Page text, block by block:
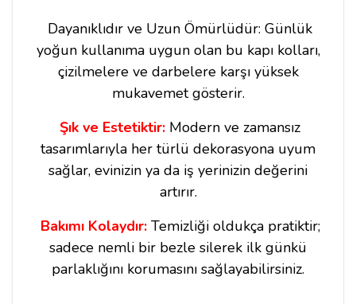
Dayanıklıdır ve Uzun Ömürlüdür: Günlük
yoğun kullanıma uygun olan bu kapı kolları,
çizilmelere ve darbelere karşı yüksek
mukavemet gösterir.
Şık ve Estetiktir: Modern ve zamansız
tasarımlarıyla her türlü dekorasyona uyum
sağlar, evinizin ya da iş yerinizin değerini
artırır.
Bakımı Kolaydır: Temizliği oldukça pratiktir;
sadece nemli bir bezle silerek ilk günkü
parlaklığını korumasını sağlayabilirsiniz.